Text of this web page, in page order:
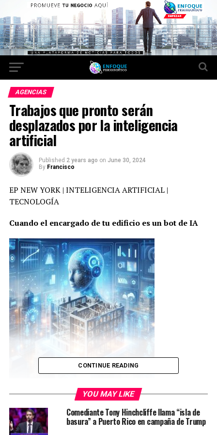
AGENCIAS
Trabajos que pronto serán
desplazados por la inteligencia
artificial
Published 2 years ago on June 30, 2024
By Francisco
EP NEW YORK | INTELIGENCIA ARTIFICIAL |
TECNOLOGÍA
Cuando el encargado de tu edificio es un bot de IA
La inteligencia artificial hace de todo, desde ayudar a los
propietarios a comunicarse con los inquilinos hasta
gestionar el consumo de energía.
CONTINUE READING
YOU MAY LIKE
Comediante Tony Hinchcliffe llama “isla de
basura” a Puerto Rico en campaña de Trump